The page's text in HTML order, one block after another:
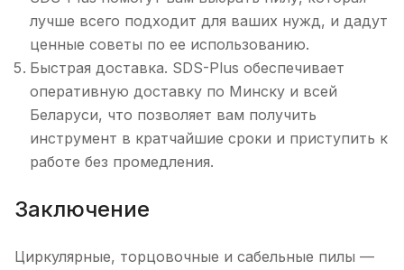
лучше всего подходит для ваших нужд, и дадут
ценные советы по ее использованию.
Быстрая доставка. SDS-Plus обеспечивает
оперативную доставку по Минску и всей
Беларуси, что позволяет вам получить
инструмент в кратчайшие сроки и приступить к
работе без промедления.
Заключение
Циркулярные, торцовочные и сабельные пилы —